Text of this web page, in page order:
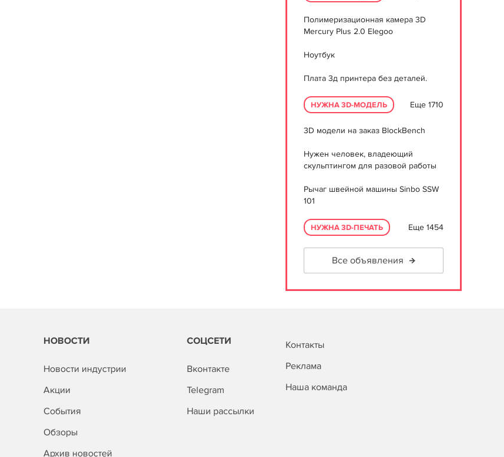
Полимеризационная камера 3D
Mercury Plus 2.0 Elegoo
Ноутбук
Плата 3д принтера без деталей.
НУЖНА 3D-МОДЕЛЬ Еще 1710
3D модели на заказ BlockBench
Нужен человек, владеющий
скульптингом для разовой работы
Рычаг швейной машины Sinbo SSW
101
НУЖНА 3D-ПЕЧАТЬ Еще 1454
Все объявления
НОВОСТИ
Новости индустрии
Акции
События
Обзоры
Архив новостей
СОЦСЕТИ
Вконтакте
Telegram
Наши рассылки
Контакты
Реклама
Наша команда